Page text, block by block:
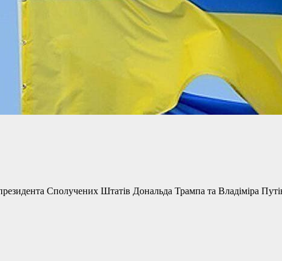
Сполучених Штатів Дональда Трампа та Владіміра